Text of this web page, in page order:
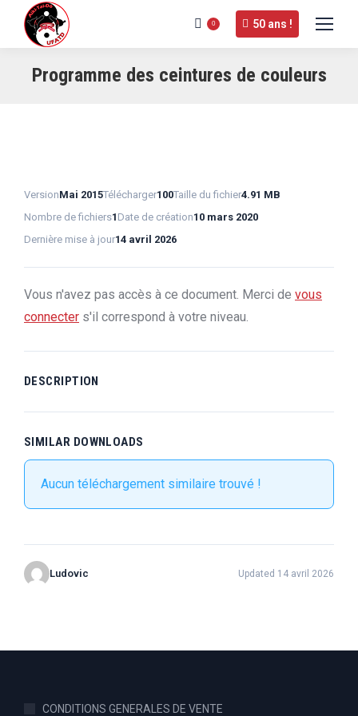
0 50 ans !
Programme des ceintures de couleurs
VersionMai 2015Télécharger100Taille du fichier4.91 MB
Nombre de fichiers1 Date de création10 mars 2020
Dernière mise à jour14 avril 2026
Vous n'avez pas accès à ce document. Merci de vous
connecter s'il correspond à votre niveau.
DESCRIPTION
SIMILAR DOWNLOADS
Aucun téléchargement similaire trouvé !
Ludovic Updated 14 avril 2026
CONDITIONS GENERALES DE VENTE